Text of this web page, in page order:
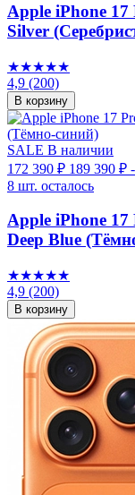
Apple iPhone
Silver
★★★★★
4,9 (200)
В корзину
SALE В наличии
172 390 ₽ 189 390 ₽
8 шт. осталось
Apple iPhone
Deep Blue
★★★★★
4,9 (200)
В корзину